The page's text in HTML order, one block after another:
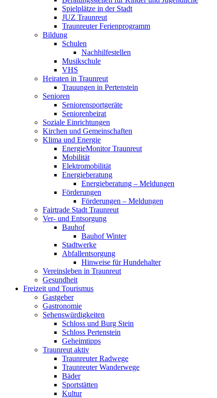
Spielplätze in der Stadt
JUZ Traunreut
Traunreuter Ferienprogramm
Bildung
Schulen
Nachhilfestellen
Musikschule
VHS
Heiraten in Traunreut
Trauungen in Pertenstein
Senioren
Seniorensportgeräte
Seniorenbeirat
Soziale Einrichtungen
Kirchen und Gemeinschaften
Klima und Energie
EnergieMonitor Traunreut
Mobilität
Elektromobilität
Energieberatung
Energieberatung – Meldungen
Förderungen
Förderungen – Meldungen
Fairtrade Stadt Traunreut
Ver- und Entsorgung
Bauhof
Bauhof Winter
Stadtwerke
Abfallentsorgung
Hinweise für Hundehalter
Vereinsleben in Traunreut
Gesundheit
Freizeit und Tourismus
Gastgeber
Gastronomie
Sehenswürdigkeiten
Schloss und Burg Stein
Schloss Pertenstein
Geheimtipps
Traunreut aktiv
Traunreuter Radwege
Traunreuter Wanderwege
Bäder
Sportstätten
Kultur